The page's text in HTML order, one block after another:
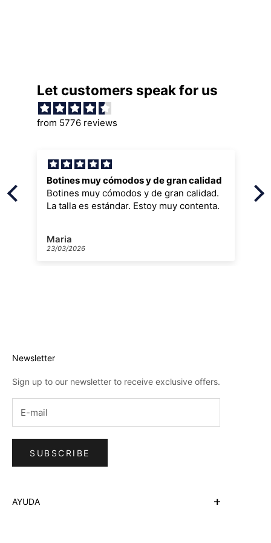
Let customers speak for us
from 5776 reviews
Botines muy cómodos y de gran calidad
Botines muy cómodos y de gran calidad.
La talla es estándar. Estoy muy contenta.
Maria
23/03/2026
Newsletter
Sign up to our newsletter to receive exclusive offers.
SUBSCRIBE
AYUDA